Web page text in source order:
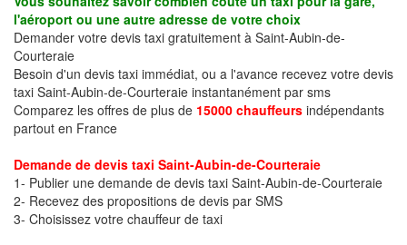
l'aéroport ou une autre adresse de votre choix
Demander votre devis taxi gratuitement à Saint-Aubin-de-
Courteraie
Besoin d'un devis taxi immédiat, ou a l'avance recevez votre devis
taxi Saint-Aubin-de-Courteraie instantanément par sms
Comparez les offres de plus de 15000 chauffeurs indépendants
partout en France
Demande de devis taxi Saint-Aubin-de-Courteraie
1- Publier une demande de devis taxi Saint-Aubin-de-Courteraie
2- Recevez des propositions de devis par SMS
3- Choisissez votre chauffeur de taxi